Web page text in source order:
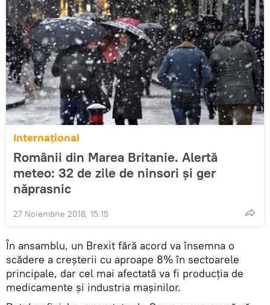
Internaţional
Românii din Marea Britanie. Alertă
meteo: 32 de zile de ninsori şi ger
năprasnic
27 Noiembrie 2018, 15:15
În ansamblu, un Brexit fără acord va însemna o
scădere a creşterii cu aproape 8% în sectoarele
principale, dar cel mai afectată va fi producţia de
medicamente și industria maşinilor.